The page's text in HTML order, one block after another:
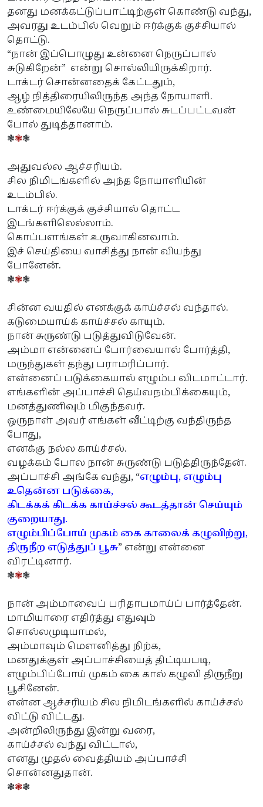
தனது மனக்கட்டுப்பாட்டிற்குள் கொண்டு வந்து,
அவரது உடம்பில் வெறும் ஈர்க்குக் குச்சியால்
தொட்டு.
“நான் இப்பொழுது உன்னை நெருப்பால்
சுடுகிறேன்” என்று சொல்லியிருக்கிறார்.
டாக்டர் சொன்னதைக் கேட்டதும்,
ஆழ் நித்திரையிலிருந்த அந்த நோயாளி.
உண்மையிலேயே நெருப்பால் சுடப்பட்டவன்
போல் துடித்தானாம்.
❃❃❃
அதுவல்ல ஆச்சரியம்.
சில நிமிடங்களில் அந்த நோயாளியின்
உடம்பில்.
டாக்டர் ஈர்க்குக் குச்சியால் தொட்ட
இடங்களிலெல்லாம்.
கொப்பளங்கள் உருவாகினவாம்.
இச் செய்தியை வாசித்து நான் வியந்து
போனேன்.
❃❃❃
சின்ன வயதில் எனக்குக் காய்ச்சல் வந்தால்.
கடுமையாய்க் காய்ச்சல் காயும்.
நான் சுருண்டு படுத்துவிடுவேன்.
அம்மா என்னைப் போர்வையால் போர்த்தி,
மருந்துகள் தந்து பராமரிப்பார்.
என்னைப் படுக்கையால் எழும்ப விடமாட்டார்.
எங்களின் அப்பாச்சி தெய்வநம்பிக்கையும்,
மனத்துணிவும் மிகுந்தவர்.
ஒருநாள் அவர் எங்கள் வீட்டிற்கு வந்திருந்த
போது,
எனக்கு நல்ல காய்ச்சல்.
வழக்கம் போல நான் சுருண்டு படுத்திருந்தேன்.
அப்பாச்சி அங்கே வந்து, “எழும்பு, எழும்பு
உதென்ன படுக்கை,
கிடக்கக் கிடக்க காய்ச்சல் கூடத்தான் செய்யும்
குறையாது.
எழும்பிப்போய் முகம் கை காலைக் கழுவிற்று,
திருநீற எடுத்துப் பூசு” என்று என்னை
விரட்டினார்.
❃❃❃
நான் அம்மாவைப் பரிதாபமாய்ப் பார்த்தேன்.
மாமியாரை எதிர்த்து எதுவும்
சொல்லமுடியாமல்,
அம்மாவும் மௌனித்து நிற்க,
மனதுக்குள் அப்பாச்சியைத் திட்டியபடி,
எழும்பிப்போய் முகம் கை கால் கழுவி திருநீறு
பூசினேன்.
என்ன ஆச்சரியம் சில நிமிடங்களில் காய்ச்சல்
விட்டு விட்டது.
அன்றிலிருந்து இன்று வரை,
காய்ச்சல் வந்து விட்டால்,
எனது முதல் வைத்தியம் அப்பாச்சி
சொன்னதுதான்.
❃❃❃